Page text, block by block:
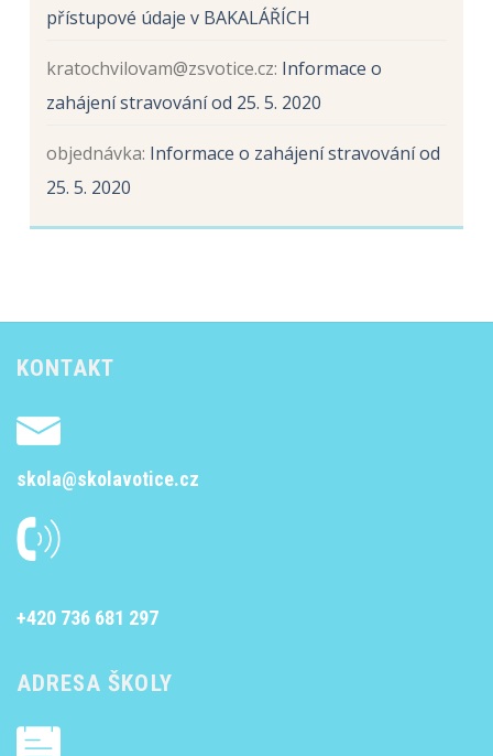
přístupové údaje v BAKALÁŘÍCH
kratochvilovam@zsvotice.cz: Informace o
zahájení stravování od 25. 5. 2020
objednávka: Informace o zahájení stravování od
25. 5. 2020
KONTAKT
skola@skolavotice.cz
+420 736 681 297
ADRESA ŠKOLY